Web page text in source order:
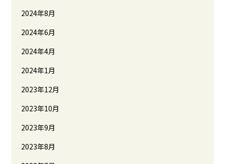
2024年8月
2024年6月
2024年4月
2024年1月
2023年12月
2023年10月
2023年9月
2023年8月